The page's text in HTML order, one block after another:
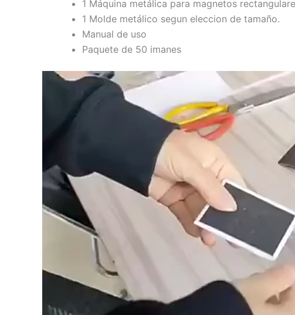
1 Máquina metálica para magnetos
1 Molde metálico segun eleccion de tamaño.
Manual de uso
Paquete de 50 imanes